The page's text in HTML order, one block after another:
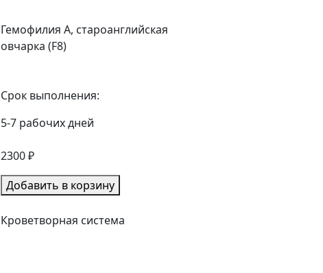
Гемофилия A, староанглийская
овчарка (F8)
Срок выполнения:
5-7 рабочих дней
2300 ₽
Добавить в корзину
Кроветворная система